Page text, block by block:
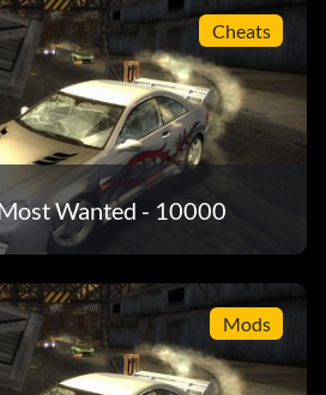
Cheats
Wanted - 10000
Mods